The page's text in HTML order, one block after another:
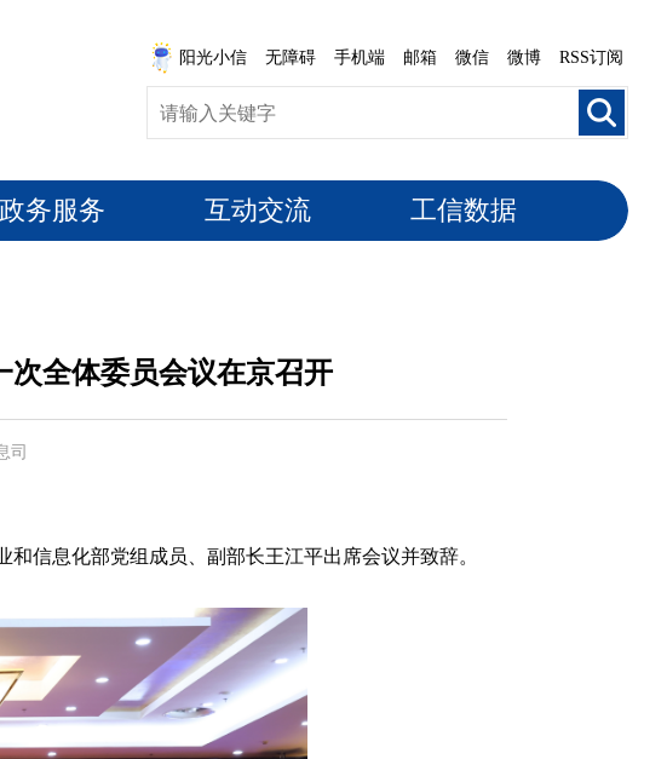
阳光小信 无障碍 手机端 邮箱 微信 微博 RSS订阅
政务服务 互动交流 工信数据
次全体委员会议在京召开
司
信息化部党组成员、副部长王江平出席会议并致辞。